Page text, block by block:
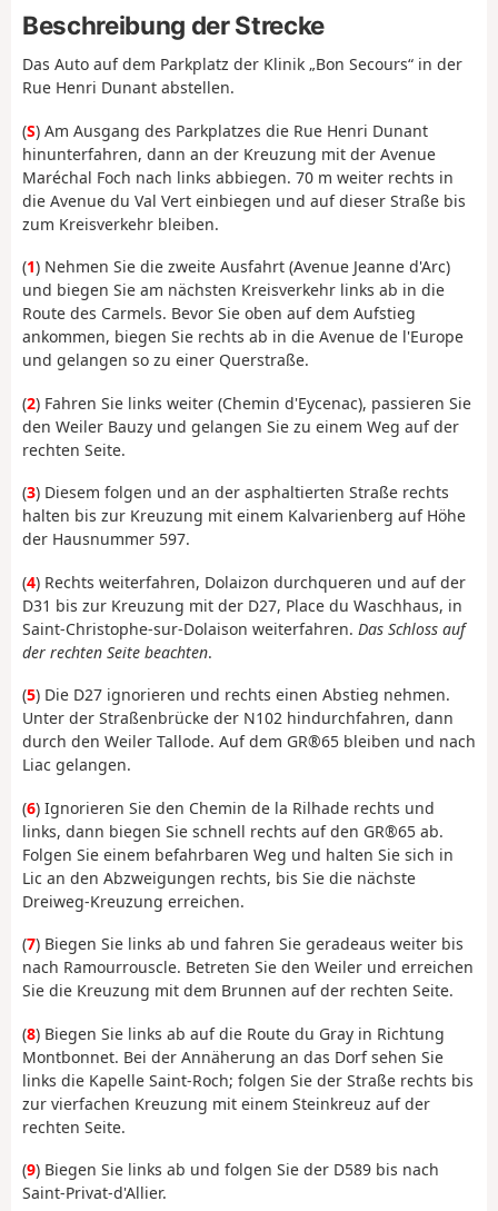
Beschreibung der Strecke
Das Auto auf dem Parkplatz der Klinik „Bon Secours“ in der
Rue Henri Dunant abstellen.
(S) Am Ausgang des Parkplatzes die Rue Henri Dunant
hinunterfahren, dann an der Kreuzung mit der Avenue
Maréchal Foch nach links abbiegen. 70 m weiter rechts in
die Avenue du Val Vert einbiegen und auf dieser Straße bis
zum Kreisverkehr bleiben.
(1) Nehmen Sie die zweite Ausfahrt (Avenue Jeanne d'Arc)
und biegen Sie am nächsten Kreisverkehr links ab in die
Route des Carmels. Bevor Sie oben auf dem Aufstieg
ankommen, biegen Sie rechts ab in die Avenue de l'Europe
und gelangen so zu einer Querstraße.
(2) Fahren Sie links weiter (Chemin d'Eycenac), passieren Sie
den Weiler Bauzy und gelangen Sie zu einem Weg auf der
rechten Seite.
(3) Diesem folgen und an der asphaltierten Straße rechts
halten bis zur Kreuzung mit einem Kalvarienberg auf Höhe
der Hausnummer 597.
(4) Rechts weiterfahren, Dolaizon durchqueren und auf der
D31 bis zur Kreuzung mit der D27, Place du Waschhaus, in
Saint-Christophe-sur-Dolaison weiterfahren. Das Schloss auf
der rechten Seite beachten.
(5) Die D27 ignorieren und rechts einen Abstieg nehmen.
Unter der Straßenbrücke der N102 hindurchfahren, dann
durch den Weiler Tallode. Auf dem GR®65 bleiben und nach
Liac gelangen.
(6) Ignorieren Sie den Chemin de la Rilhade rechts und
links, dann biegen Sie schnell rechts auf den GR®65 ab.
Folgen Sie einem befahrbaren Weg und halten Sie sich in
Lic an den Abzweigungen rechts, bis Sie die nächste
Dreiweg-Kreuzung erreichen.
(7) Biegen Sie links ab und fahren Sie geradeaus weiter bis
nach Ramourrouscle. Betreten Sie den Weiler und erreichen
Sie die Kreuzung mit dem Brunnen auf der rechten Seite.
(8) Biegen Sie links ab auf die Route du Gray in Richtung
Montbonnet. Bei der Annäherung an das Dorf sehen Sie
links die Kapelle Saint-Roch; folgen Sie der Straße rechts bis
zur vierfachen Kreuzung mit einem Steinkreuz auf der
rechten Seite.
(9) Biegen Sie links ab und folgen Sie der D589 bis nach
Saint-Privat-d'Allier.